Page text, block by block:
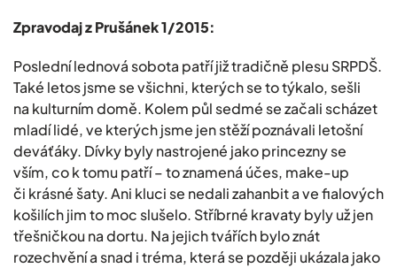
Zpravodaj z Prušánek 1/2015:
Poslední lednová sobota patří již tradičně plesu SRPDŠ.
Také letos jsme se všichni, kterých se to týkalo, sešli
na kulturním domě. Kolem půl sedmé se začali scházet
mladí lidé, ve kterých jsme jen stěží poznávali letošní
deváťáky. Dívky byly nastrojené jako princezny se
vším, co k tomu patří – to znamená účes, make-up
či krásné šaty. Ani kluci se nedali zahanbit a ve fialových
košilích jim to moc slušelo. Stříbrné kravaty byly už jen
třešničkou na dortu. Na jejich tvářích bylo znát
rozechvění a snad i tréma, která se později ukázala jako